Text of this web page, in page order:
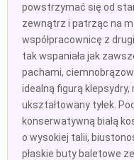
powstrzymać się od
zewnątrz i patrząc na
współpracownicę z
tak wspaniała jak
pachami,
idealną figurą klepsydry,
ukształtowany tyłek.
konserwatywną białą
o wysokiej talii,
płaskie buty baletowe